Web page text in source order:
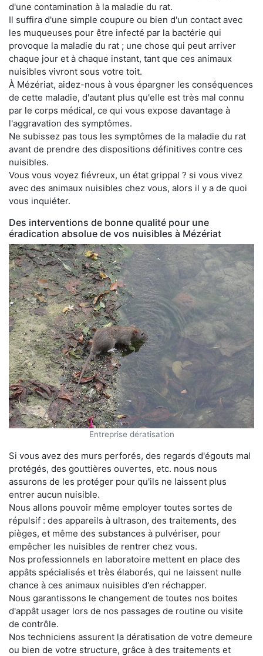
d'une contamination à la maladie du rat.
Il suffira d'une simple coupure ou bien d'un contact avec
les muqueuses pour être infecté par la bactérie qui
provoque la maladie du rat ; une chose qui peut arriver
chaque jour et à chaque instant, tant que ces animaux
nuisibles vivront sous votre toit.
À Mézériat, aidez-nous à vous épargner les conséquences
de cette maladie, d'autant plus qu'elle est très mal connu
par le corps médical, ce qui vous expose davantage à
l'aggravation des symptômes.
Ne subissez pas tous les symptômes de la maladie du rat
avant de prendre des dispositions définitives contre ces
nuisibles.
Vous vous voyez fiévreux, un état grippal ? si vous vivez
avec des animaux nuisibles chez vous, alors il y a de quoi
vous inquiéter.
Des interventions de bonne qualité pour une
éradication absolue de vos nuisibles à Mézériat
Entreprise dératisation
Si vous avez des murs perforés, des regards d'égouts mal
protégés, des gouttières ouvertes, etc. nous nous
assurons de les protéger pour qu'ils ne laissent plus
entrer aucun nuisible.
Nous allons pouvoir même employer toutes sortes de
répulsif : des appareils à ultrason, des traitements, des
pièges, et même des substances à pulvériser, pour
empêcher les nuisibles de rentrer chez vous.
Nos professionnels en laboratoire mettent en place des
appâts spécialisés et très élaborés, qui ne laissent nulle
chance à ces animaux nuisibles d'en réchapper.
Nous garantissons le changement de toutes nos boites
d'appât usager lors de nos passages de routine ou visite
de contrôle.
Nos techniciens assurent la dératisation de votre demeure
ou bien de votre structure, grâce à des traitements et